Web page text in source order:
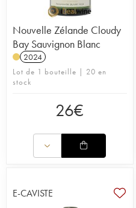
Nouvelle Zélande Cloudy
Bay Sauvignon Blanc
2024
Lot de 1 bouteille | 20 en
stock
26€
E-CAVISTE